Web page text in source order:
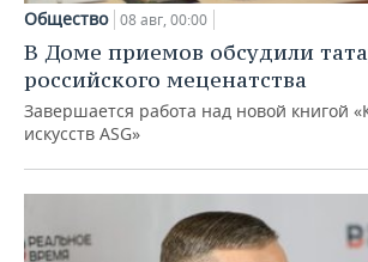
Общество 08 авг, 00:00
В Доме приемов обсудили
российского меценатства
Завершается работа над новой книгой
искусств ASG»